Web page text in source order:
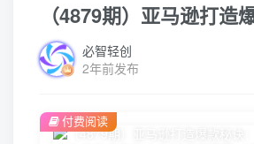
（4879期）亚马逊打
必智轻创
2年前发布
付费阅读